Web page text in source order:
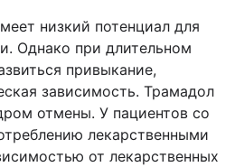
низкий потенциал для
Однако при длительном
привыкание,
зависимость. Трамадол
отмены. У пациентов со
лекарственными
от лекарственных